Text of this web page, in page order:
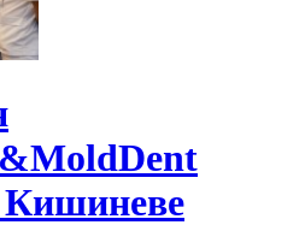
Кишиневе